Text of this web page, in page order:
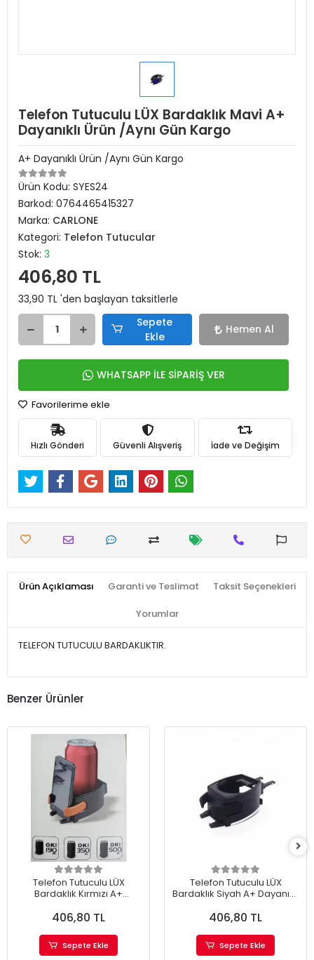
Telefon Tutuculu LÜX Bardaklık Mavi A+
Dayanıklı Ürün /Aynı Gün Kargo
A+ Dayanıklı Ürün /Aynı Gün Kargo
Ürün Kodu: SYES24
Barkod: 0764465415327
Marka: CARLONE
Kategori: Telefon Tutucular
Stok: 3
406,80 TL
33,90 TL 'den başlayan taksitlerle
Sepete
Ekle
Hemen Al
WHATSAPP İLE SİPARİŞ VER
Favorilerime ekle
Hızlı Gönderi Güvenli Alışveriş İade ve Değişim
Ürün Açıklaması Garanti ve Teslimat Taksit Seçenekleri
Yorumlar
TELEFON TUTUCULU BARDAKLIKTIR.
Benzer Ürünler
Telefon Tutuculu LÜX
Bardaklık Kırmızı A+
Kargo
406,80 TL
Sepete Ekle
Telefon Tutuculu LÜX
Bardaklık Siyah A+ Dayanıklı
406,80 TL
Sepete Ekle